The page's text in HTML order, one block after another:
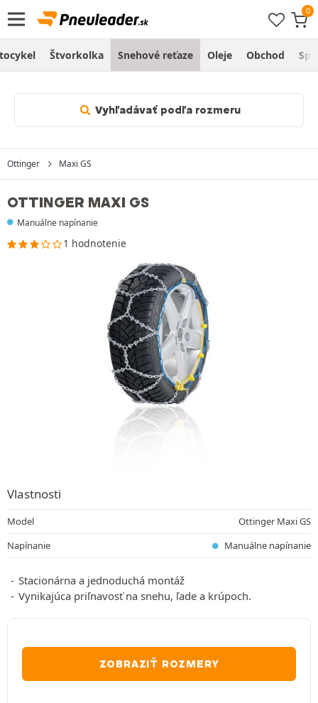
Štvorkolka Snehové reťaze Oleje Obchod
Vyhľadávať podľa rozmeru
Ottinger Maxi GS
OTTINGER MAXI GS
Manuálne napínanie
1 hodnotenie
Vlastnosti
Model
Ottinger Maxi GS
Napínanie
Manuálne napínanie
Stacionárna a jednoduchá montáž
Vynikajúca priľnavosť na snehu, ľade a krúpoch.
ZOBRAZIŤ ROZMERY